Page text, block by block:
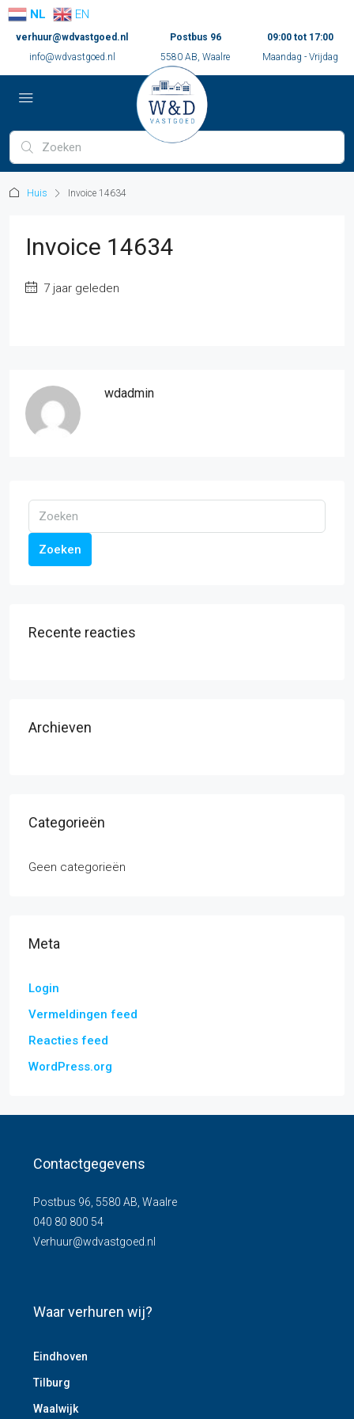
verhuur@wdvastgoed.nl
info@wdvastgoed.nl
Postbus 96
5580 AB, Waalre
09:00 tot 17:00
Maandag - Vrijdag
Huis Invoice 14634
Invoice 14634
7 jaar geleden
wdadmin
Zoeken
Recente reacties
Archieven
Categorieën
Geen categorieën
Meta
Login
Vermeldingen feed
Reacties feed
WordPress.org
Contactgegevens
Postbus 96, 5580 AB, Waalre
040 80 800 54
Verhuur@wdvastgoed.nl
Waar verhuren wij?
Eindhoven
Tilburg
Waalwijk
NL EN